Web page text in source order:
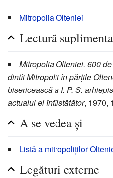
Mitropolia Olteniei
Lectură
Mitropolia Olteniei. 600
dintîi Mitropolii în părțile
bisericească a I. P. S.
actualul ei întîistătător, 1970,
A se vedea și
Listă a mitropoliților
Legături externe